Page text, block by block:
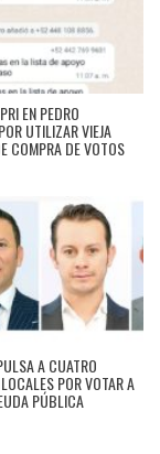
EN PEDRO
UTILIZAR VIEJA
COMPRA DE VOTOS
A CUATRO
POR VOTAR A
PÚBLICA